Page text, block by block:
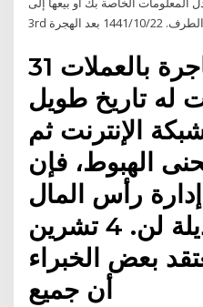
3rd الطرف. 22‏‏/10‏‏/1441 بعد الهجرة
31 تموز (يوليو) المتاجرة بالعملات
له تاريخ طويل
الإنترنت ثم
الهبوط، فإن
إدارة رأس المال
والخطط البديلة لن. 4 تشرين
بعض الخبراء
أن جميع